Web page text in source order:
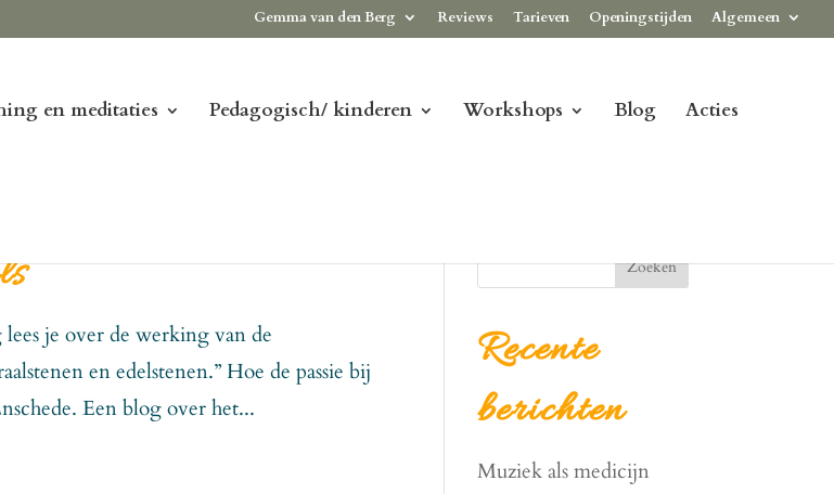
Gemma van den Berg Reviews Tarieven Openingstijden Algemeen
en meditaties Pedagogisch/ kinderen Workshops Blog Acties
je over de werking van de
en edelstenen.” Hoe de passie bij
Een blog over het...
Zoeken
Recente
berichten
Muziek als medicijn